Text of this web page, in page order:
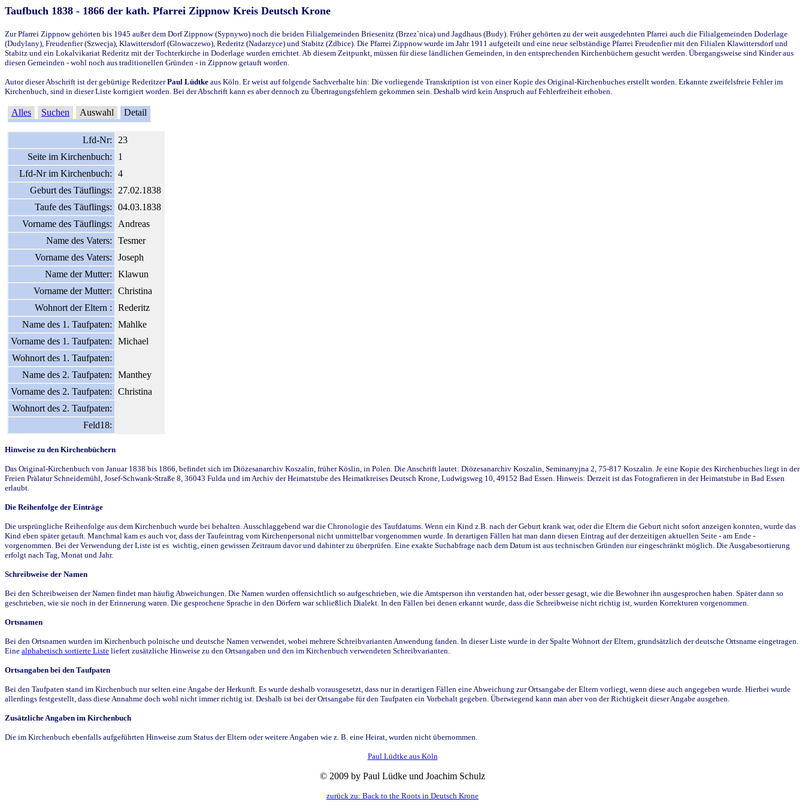
Taufbuch 1838 - 1866 der kath. Pfarrei Zippnow Kreis Deutsch Krone
Zur Pfarrei Zippnow gehörten bis 1945 außer dem Dorf Zippnow (Sypnywo) noch die beiden Filialgemeinden Briesenitz (Brzez`nica) und Jagdhaus (Budy). Früher gehörten zu der weit ausgedehnten Pfarrei auch die Filialgemeinden Doderlage
(Dudylany), Freudenfier (Szwecja), Klawittersdorf (Glowaczewo), Rederitz (Nadarzyce) und Stabitz (Zdbice). Die Pfarrei Zippnow wurde im Jahr 1911 aufgeteilt und eine neue selbständige Pfarrei Freudenfier mit den Filialen Klawittersdorf und
Stabitz und ein Lokalvikariat Rederitz mit der Tochterkirche in Doderlage wurden errichtet. Ab diesem Zeitpunkt, müssen für diese ländlichen Gemeinden, in den entsprechenden Kirchenbüchern gesucht werden. Übergangsweise sind Kinder aus
diesen Gemeinden - wohl noch aus traditionellen Gründen - in Zippnow getauft worden.
Autor dieser Abschrift ist der gebürtige RederitzerPaul Lüdtke aus Köln. Er weist auf folgende Sachverhalte hin: Die vorliegende Transkription ist von einer Kopie des Original-Kirchenbuches erstellt worden. Erkannte zweifelsfreie Fehler im
Kirchenbuch, sind in dieser Liste korrigiert worden. Bei der Abschrift kann es aber dennoch zu Übertragungsfehlern gekommen sein. Deshalb wird kein Anspruch auf Fehlerfreiheit erhoben.
Alles Suchen Auswahl Detail
Lfd-Nr:
23
Seite im Kirchenbuch:
1
Lfd-Nr im Kirchenbuch:
4
Geburt des Täuflings:
27.02.1838
Taufe des Täuflings:
04.03.1838
Vorname des Täuflings:
Andreas
Name des Vaters:
Tesmer
Vorname des Vaters:
Joseph
Name der Mutter:
Klawun
Vorname der Mutter:
Christina
Wohnort der Eltern :
Rederitz
Name des 1. Taufpaten:
Mahlke
Vorname des 1. Taufpaten:
Michael
Wohnort des 1. Taufpaten:
Name des 2. Taufpaten:
Manthey
Vorname des 2. Taufpaten:
Christina
Wohnort des 2. Taufpaten:
Feld18:
Hinweise zu den Kirchenbüchern
Das Original-Kirchenbuch von Januar 1838 bis 1866, befindet sich im Diözesanarchiv Koszalin, früher Köslin, in Polen. Die Anschrift lautet: Diözesanarchiv Koszalin, Seminarryjna 2, 75-817 Koszalin. Je eine Kopie des Kirchenbuches liegt in der
Freien Prälatur Schneidemühl, Josef-Schwank-Straße 8, 36043 Fulda und im Archiv der Heimatstube des Heimatkreises Deutsch Krone, Ludwigsweg 10, 49152 Bad Essen. Hinweis: Derzeit ist das Fotografieren in der Heimatstube in Bad Essen
erlaubt.
Die Reihenfolge der Einträge
Die ursprüngliche Reihenfolge aus dem Kirchenbuch wurde bei behalten. Ausschlaggebend war die Chronologie des Taufdatums. Wenn ein Kind z.B. nach der Geburt krank war, oder die Eltern die Geburt nicht sofort anzeigen konnten, wurde das
Kind eben später getauft. Manchmal kam es auch vor, dass der Taufeintrag vom Kirchenpersonal nicht unmittelbar vorgenommen wurde. In derartigen Fällen hat man dann diesen Eintrag auf der derzeitigen aktuellen Seite - am Ende -
vorgenommen. Bei der Verwendung der Liste ist es wichtig, einen gewissen Zeitraum davor und dahinter zu überprüfen. Eine exakte Suchabfrage nach dem Datum ist aus technischen Gründen nur eingeschränkt möglich. Die Ausgabesortierung
erfolgt nach Tag, Monat und Jahr.
Schreibweise der Namen
Bei den Schreibweisen der Namen findet man häufig Abweichungen. Die Namen wurden offensichtlich so aufgeschrieben, wie die Amtsperson ihn verstanden hat, oder besser gesagt, wie die Bewohner ihn ausgesprochen haben. Später dann so
geschrieben, wie sie noch in der Erinnerung waren. Die gesprochene Sprache in den Dörfern war schließlich Dialekt. In den Fällen bei denen erkannt wurde, dass die Schreibweise nicht richtig ist, wurden Korrekturen vorgenommen.
Ortsnamen
Bei den Ortsnamen wurden im Kirchenbuch polnische und deutsche Namen verwendet, wobei mehrere Schreibvarianten Anwendung fanden. In dieser Liste wurde in der Spalte Wohnort der Eltern, grundsätzlich der deutsche Ortsname eingetragen.
Eine alphabetisch sortierte Liste liefert zusätzliche Hinweise zu den Ortsangaben und den im Kirchenbuch verwendeten Schreibvarianten.
Ortsangaben bei den Taufpaten
Bei den Taufpaten stand im Kirchenbuch nur selten eine Angabe der Herkunft. Es wurde deshalb vorausgesetzt, dass nur in derartigen Fällen eine Abweichung zur Ortsangabe der Eltern vorliegt, wenn diese auch angegeben wurde. Hierbei wurde
allerdings festgestellt, dass diese Annahme doch wohl nicht immer richtig ist. Deshalb ist bei der Ortsangabe für den Taufpaten ein Vorbehalt gegeben. Überwiegend kann man aber von der Richtigkeit dieser Angabe ausgehen.
Zusätzliche Angaben im Kirchenbuch
Die im Kirchenbuch ebenfalls aufgeführten Hinweise zum Status der Eltern oder weitere Angaben wie z. B. eine Heirat, wurden nicht übernommen.
Paul Lüdtke aus Köln
© 2009 by Paul Lüdke und Joachim Schulz
zurück zu: Back to the Roots in Deutsch Krone